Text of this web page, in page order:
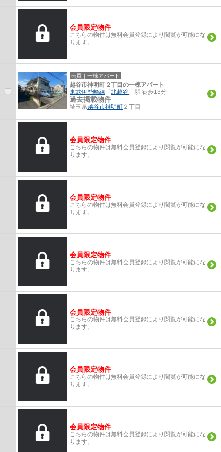
会員限定物件
こちらの物件は無料会員登録により閲覧が可能にな
ります。
売買｜一棟アパート
越谷市神明町２丁目の一棟アパート
東武伊勢崎線 「北越谷 」駅 徒歩13分
過去掲載物件
埼玉県越谷市神明町 ２丁目
会員限定物件
こちらの物件は無料会員登録により閲覧が可能にな
ります。
会員限定物件
こちらの物件は無料会員登録により閲覧が可能にな
ります。
会員限定物件
こちらの物件は無料会員登録により閲覧が可能にな
ります。
会員限定物件
こちらの物件は無料会員登録により閲覧が可能にな
ります。
会員限定物件
こちらの物件は無料会員登録により閲覧が可能にな
ります。
会員限定物件
こちらの物件は無料会員登録により閲覧が可能にな
ります。